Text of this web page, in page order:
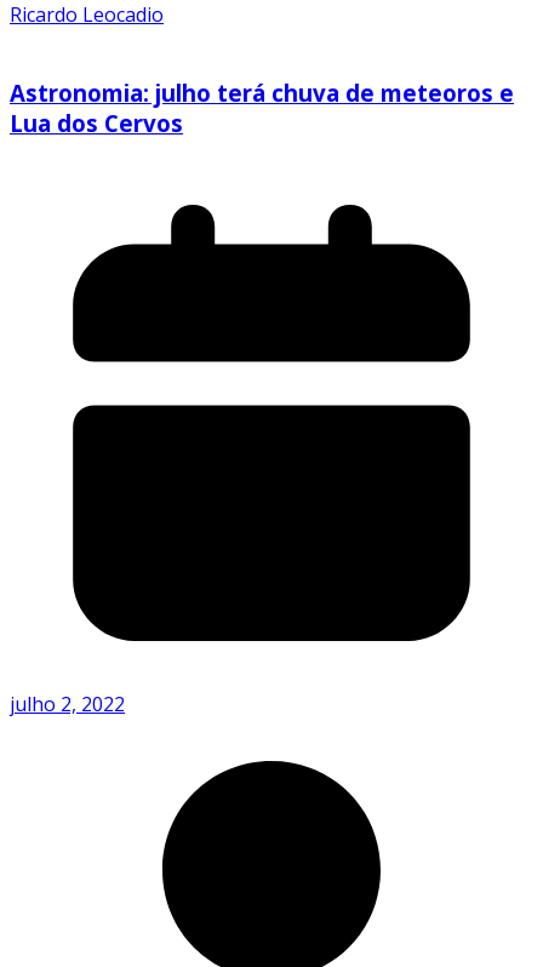
Ricardo Leocadio
Astronomia: julho terá chuva de meteoros e
Lua dos Cervos
julho 2, 2022